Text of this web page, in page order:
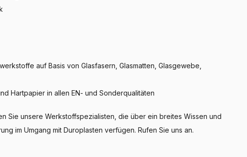
auf Basis von Glasfasern, Glasmatten, Glasgewebe,
Hartpapier in allen EN- und Sonderqualitäten
Sie unsere Werkstoffspezialisten, die über ein breites Wissen und
im Umgang mit Duroplasten verfügen. Rufen Sie uns an.